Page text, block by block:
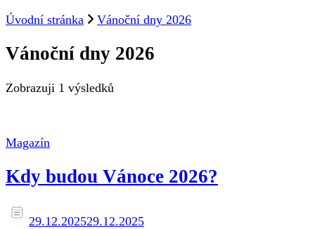
Úvodní stránka
Vánoční dny 2026
Vánoční dny 2026
Zobrazuji 1 výsledků
Magazín
Kdy budou Vánoce 2026?
29.12.202529.12.2025